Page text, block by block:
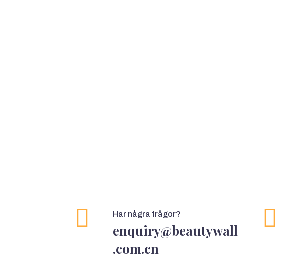
Har några frågor?
enquiry@beautywall
.com.cn